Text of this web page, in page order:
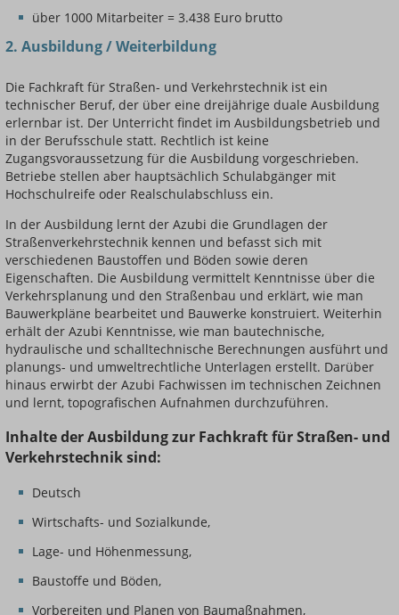
über 1000 Mitarbeiter = 3.438 Euro brutto
2. Ausbildung / Weiterbildung
Die Fachkraft für Straßen- und Verkehrstechnik ist ein
technischer Beruf, der über eine dreijährige duale Ausbildung
erlernbar ist. Der Unterricht findet im Ausbildungsbetrieb und
in der Berufsschule statt. Rechtlich ist keine
Zugangsvoraussetzung für die Ausbildung vorgeschrieben.
Betriebe stellen aber hauptsächlich Schulabgänger mit
Hochschulreife oder Realschulabschluss ein.
In der Ausbildung lernt der Azubi die Grundlagen der
Straßenverkehrstechnik kennen und befasst sich mit
verschiedenen Baustoffen und Böden sowie deren
Eigenschaften. Die Ausbildung vermittelt Kenntnisse über die
Verkehrsplanung und den Straßenbau und erklärt, wie man
Bauwerkpläne bearbeitet und Bauwerke konstruiert. Weiterhin
erhält der Azubi Kenntnisse, wie man bautechnische,
hydraulische und schalltechnische Berechnungen ausführt und
planungs- und umweltrechtliche Unterlagen erstellt. Darüber
hinaus erwirbt der Azubi Fachwissen im technischen Zeichnen
und lernt, topografischen Aufnahmen durchzuführen.
Inhalte der Ausbildung zur Fachkraft für Straßen- und
Verkehrstechnik sind:
Deutsch
Wirtschafts- und Sozialkunde,
Lage- und Höhenmessung,
Baustoffe und Böden,
Vorbereiten und Planen von Baumaßnahmen,